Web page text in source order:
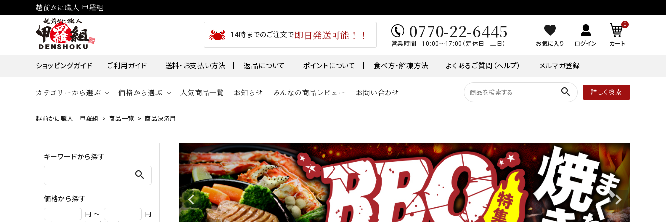
越前かに職人 甲羅組
14時までのご注文で即日発送可能！！ 0770-22-6445
営業時間 - 10:00～17:00（定休日 - 土日） お気に入り ログイン
0
カート
ショッピングガイド ご利用ガイド 送料・お支払い方法 返品について ポイントについて 食べ方・解凍方法 よくあるご質問（ヘルプ） メルマガ登録
カテゴリーから選ぶ
ズワイガニ
毛ガニ
えび
帆立・ホタテ
牡蠣・カキ
魚卵
うなぎ
鮭・サーモン
鯖・サバ
骨取り切身シリーズ
干物
ギフト
おせち
ケーキ
ワイン
業務用
価格から選ぶ
￥10,001～￥30,000 ￥30,001～
人気商品一覧 お知らせ みんなの商品レビュー お問い合わせ search 詳しく検索
越前かに職人 甲羅組 商品一覧 商品決済用
キーワードから探す
search
価格から探す
円 ～
円